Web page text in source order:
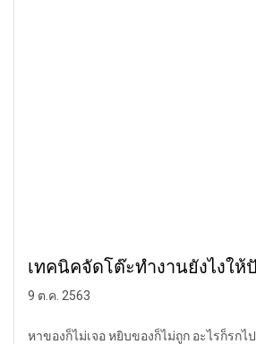
เทคนิคจัดโต๊ะทำงานยังไงให้
9 ต.ค. 2563
หาของก็ไม่เจอ หยิบของก็ไม่ถูก อะไรก็รก